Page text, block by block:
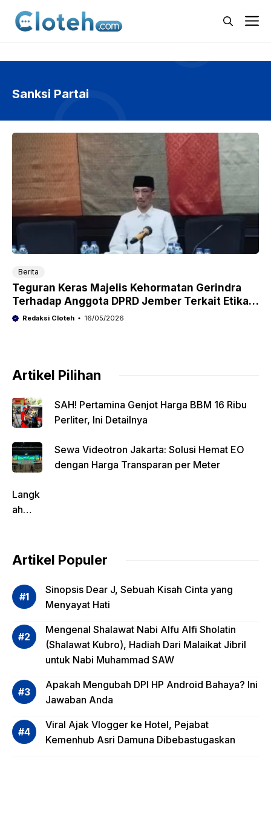
Sanksi Partai
Berita
Teguran Keras Majelis Kehormatan Gerindra
Terhadap Anggota DPRD Jember Terkait Etika
Sidang
Redaksi Cloteh 16/05/2026
Artikel Pilihan
SAH! Pertamina Genjot Harga BBM 16 Ribu
Perliter, Ini Detailnya
Sewa Videotron Jakarta: Solusi Hemat EO
dengan Harga Transparan per Meter
Langk
ah
dalam
si
Risiko
asi
Reksa
Saja?
Artikel Populer
Sinopsis Dear J, Sebuah Kisah Cinta yang
Menyayat Hati
Mengenal Shalawat Nabi Alfu Alfi Sholatin
(Shalawat Kubro), Hadiah Dari Malaikat Jibril
untuk Nabi Muhammad SAW
Apakah Mengubah DPI HP Android Bahaya? Ini
Jawaban Anda
Viral Ajak Vlogger ke Hotel, Pejabat
Kemenhub Asri Damuna Dibebastugaskan